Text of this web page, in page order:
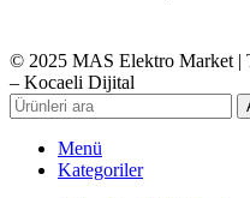
© 2025 MAS Elektro Market |
– Kocaeli Dijital
Menü
Kategoriler